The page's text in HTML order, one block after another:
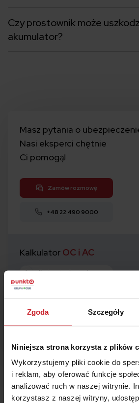
Zgoda Szczegóły
Niniejsza strona korzysta z plików
Wykorzystujemy pliki cookie do
i reklam, aby oferować funkcje
analizować ruch w naszej witrynie.
korzystasz z naszej witryny,
Czy prostownik może
akumulator?
Masz pytania o
Nasi eksperci chętnie
Ci pomogą!
Zamów rozmowę
+48 22 490 9000
Kalkulator OC i AC
1 Porównaj w 5 minut
2
3 Zaoszczędź nawet 50%